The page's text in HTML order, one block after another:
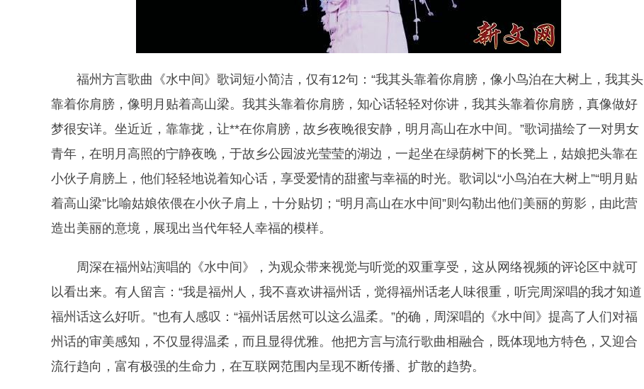
福州方言歌曲《水中间》歌词短小简洁，仅有12句：“我其头靠着你肩膀，像小鸟泊在大树上，我其头
靠着你肩膀，像明月贴着高山梁。我其头靠着你肩膀，知心话轻轻对你讲，我其头靠着你肩膀，真像做好
梦很安详。坐近近，靠靠拢，让**在你肩膀，故乡夜晚很安静，明月高山在水中间。”歌词描绘了一对男女
青年，在明月高照的宁静夜晚，于故乡公园波光莹莹的湖边，一起坐在绿荫树下的长凳上，姑娘把头靠在
小伙子肩膀上，他们轻轻地说着知心话，享受爱情的甜蜜与幸福的时光。歌词以“小鸟泊在大树上”“明月贴
着高山梁”比喻姑娘依偎在小伙子肩上，十分贴切；“明月高山在水中间”则勾勒出他们美丽的剪影，由此营
造出美丽的意境，展现出当代年轻人幸福的模样。
周深在福州站演唱的《水中间》，为观众带来视觉与听觉的双重享受，这从网络视频的评论区中就可
以看出来。有人留言：“我是福州人，我不喜欢讲福州话，觉得福州话老人味很重，听完周深唱的我才知道
福州话这么好听。”也有人感叹：“福州话居然可以这么温柔。”的确，周深唱的《水中间》提高了人们对福
州话的审美感知，不仅显得温柔，而且显得优雅。他把方言与流行歌曲相融合，既体现地方特色，又迎合
流行趋向，富有极强的生命力，在互联网范围内呈现不断传播、扩散的趋势。